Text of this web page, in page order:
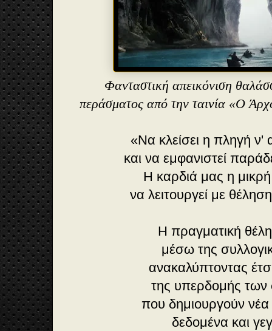
Φανταστική απεικόνιση
περάσματος από την ταινία «Ο
«Να κλείσει η πληγή ν'
και να εμφανιστεί
Η καρδιά μας η μικρή
να λειτουργεί με
Η πραγματική
μέσω της
ανακαλύπτοντας
της υπερδομής
που δημιουργούν
δεδομένα και